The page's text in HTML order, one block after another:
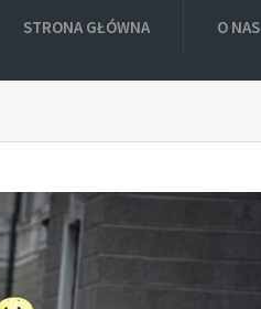
STRONA GŁÓWNA O NAS